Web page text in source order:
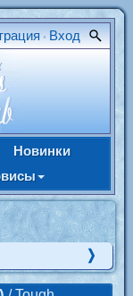
• Вход
Новинки